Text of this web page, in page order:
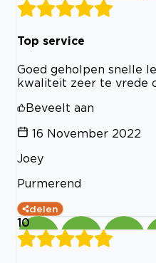
Top service
Goed geholpen snelle
kwaliteit zeer te vrede
Beveelt aan
16 November 2022
Joey
Purmerend
delen
10